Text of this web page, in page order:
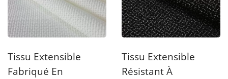
Tissu Extensible
Fabriqué En
Tissu Extensible
Résistant À